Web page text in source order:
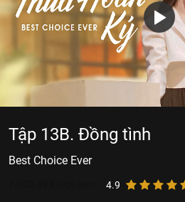
Tập 13B. Đồng tình
Best Choice Ever
4.9